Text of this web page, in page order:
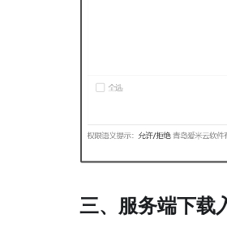
三、服务端下载